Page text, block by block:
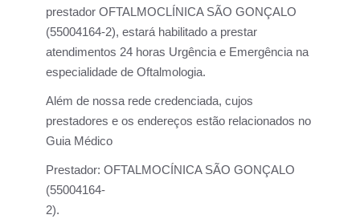
prestador OFTALMOCLÍNICA SÃO GONÇALO
(55004164-2), estará habilitado a prestar
atendimentos 24 horas Urgência e Emergência na
especialidade de Oftalmologia.
Além de nossa rede credenciada, cujos
prestadores e os endereços estão relacionados no
Guia Médico
Prestador: OFTALMOCÍNICA SÃO GONÇALO
(55004164-
2).